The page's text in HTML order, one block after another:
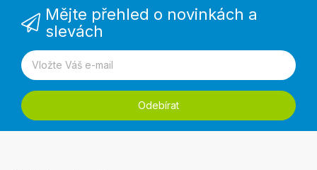
Mějte přehled o novinkách a
slevách
Odebírat